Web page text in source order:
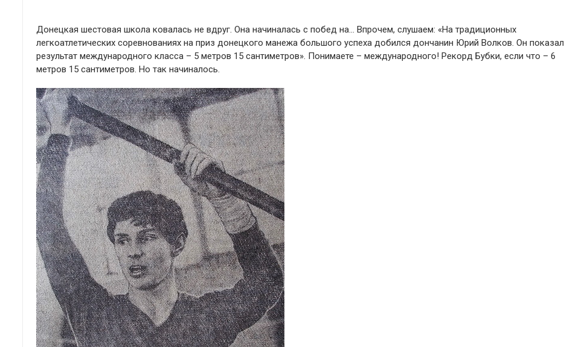
Донецкая шестовая школа ковалась не вдруг. Она начиналась с побед на… Впрочем, слушаем: «На традиционных
легкоатлетических соревнованиях на приз донецкого манежа большого успеха добился дончанин Юрий Волков. Он показал
результат международного класса – 5 метров 15 сантиметров». Понимаете – международного! Рекорд Бубки, если что – 6
метров 15 сантиметров. Но так начиналось.